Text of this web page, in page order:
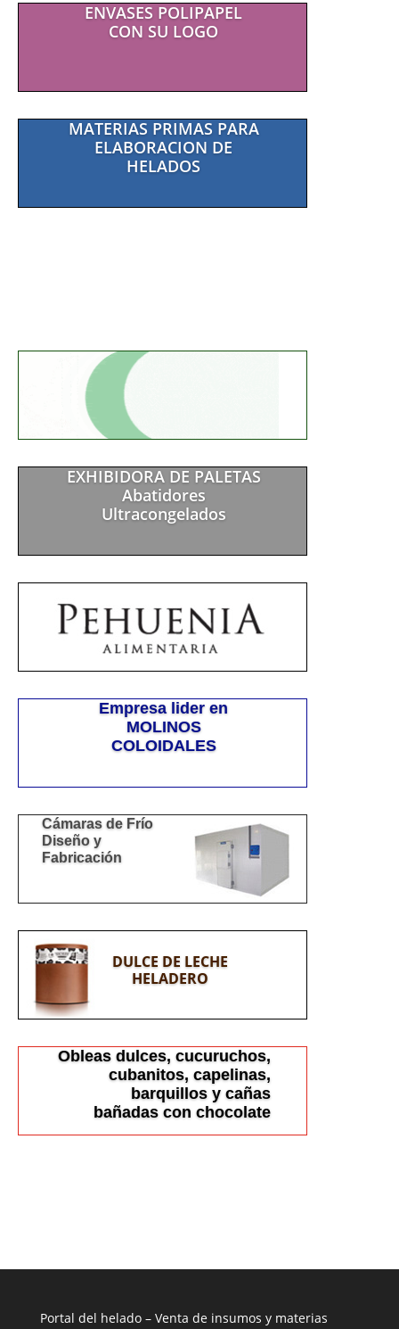
ENVASES POLIPAPEL
CON SU LOGO
MATERIAS PRIMAS PARA
ELABORACION DE
HELADOS
EXHIBIDORA DE PALETAS
Abatidores
Ultracongelados
Empresa lider en
MOLINOS
COLOIDALES
Cámaras de Frío
Diseño y
Fabricación
DULCE DE LECHE
HELADERO
Obleas dulces, cucuruchos,
cubanitos, capelinas,
barquillos y cañas
bañadas con chocolate
Portal del helado – Venta de insumos y materias